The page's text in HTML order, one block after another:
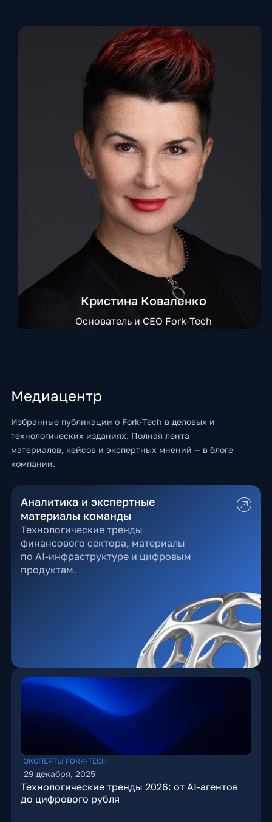
Кристина Коваленко
Основатель и CEO Fork-Tech
Кристина Коваленко
Основатель и CEO Fork-Tech
Основатель и CEO Fork-Tech · Ex: партнер
и CIO АТОН, Открытие Брокер · VP, член
правления Ренессанс Страхование · ИТ-
комитет MOEX, Тройка Диалог
Медиацентр
Избранные публикации о Fork-Tech в деловых и
технологических изданиях. Полная лента
материалов, кейсов и экспертных мнений — в блоге
компании.
ЭКСПЕРТЫ FORK-TECH
29 декабря, 2025
Технологические тренды 2026: от AI-агентов
до цифрового рубля
Аналитика и экспертные
материалы команды
Технологические тренды
финансового сектора, материалы
по AI-инфраструктуре и цифровым
продуктам.